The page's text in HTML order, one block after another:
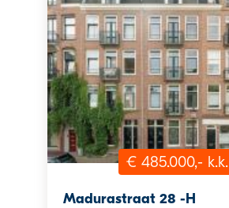
€ 485.000,- k.k.
Madurastraat 28 -H